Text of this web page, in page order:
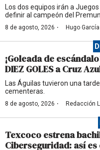
Los dos equipos irán a
definir al campeón del
8 de agosto, 2026 · Hugo García
¡Goleada de
DIEZ GOLES a Cruz
Las Águilas tuvieron una
cementeras.
8 de agosto, 2026 · Redacción
Texcoco estrena
Ciberseguridad: así es